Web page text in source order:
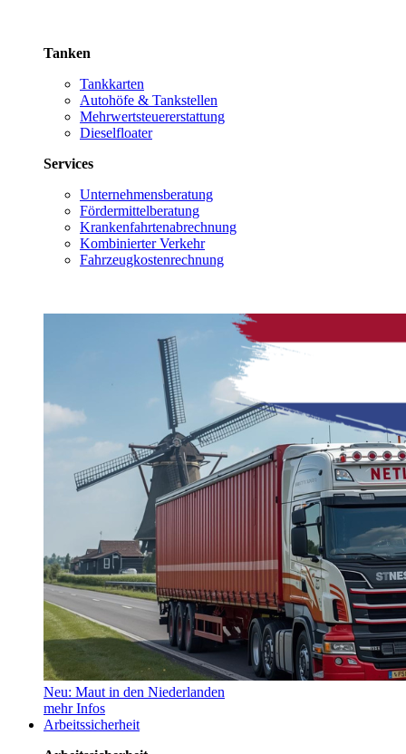
Tanken
Tankkarten
Autohöfe & Tankstellen
Mehrwertsteuererstattung
Dieselfloater
Services
Unternehmensberatung
Fördermittelberatung
Krankenfahrtenabrechnung
Kombinierter Verkehr
Fahrzeugkostenrechnung
Neu: Maut in den Niederlanden
mehr Infos
Arbeitssicherheit